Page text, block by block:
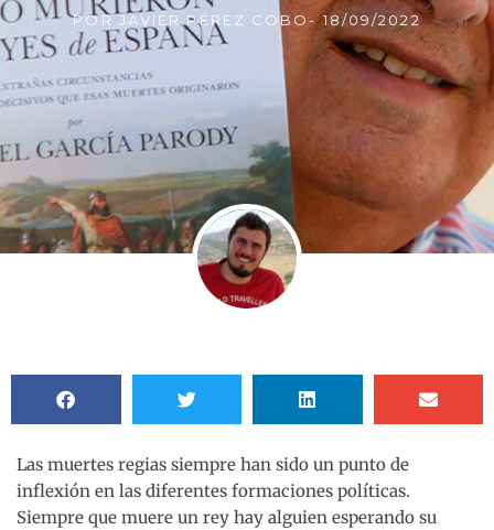
PORJAVIER PÉREZ COBO- 18/09/2022
Las muertes regias siempre han sido un punto de
inflexión en las diferentes formaciones políticas.
Siempre que muere un rey hay alguien esperando su